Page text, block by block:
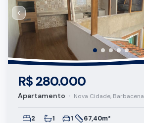
R$ 280.000
Apartamento • Nova Cidade, Barbacena
2 1 1 67,40m²